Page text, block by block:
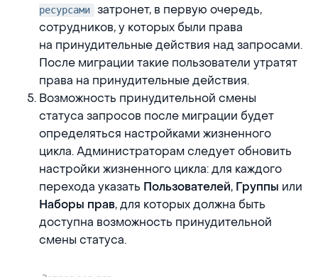
ресурсами
затронет, в первую очередь,
сотрудников, у которых были права
на принудительные действия над запросами.
После миграции такие пользователи утратят
права на принудительные действия.
Возможность принудительной смены
статуса запросов после миграции будет
определяться настройками жизненного
цикла. Администраторам следует обновить
настройки жизненного цикла: для каждого
перехода указать Пользователей, Группы или
Наборы прав, для которых должна быть
доступна возможность принудительной
смены статуса.